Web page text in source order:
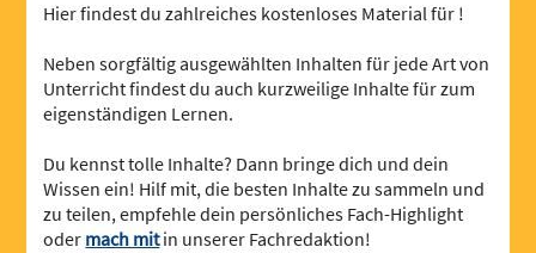
Hier findest du zahlreiches kostenloses Material für !
Neben sorgfältig ausgewählten Inhalten für jede Art von
Unterricht findest du auch kurzweilige Inhalte für zum
eigenständigen Lernen.
Du kennst tolle Inhalte? Dann bringe dich und dein
Wissen ein! Hilf mit, die besten Inhalte zu sammeln und
zu teilen, empfehle dein persönliches Fach-Highlight
oder mach mitin unserer Fachredaktion!